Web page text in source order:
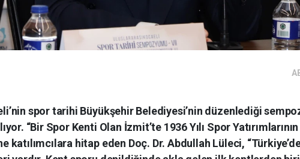
spor tarihi Büyükşehir Belediyesi’nin düzenlediği
“Bir Spor Kenti Olan İzmit’te 1936 Yılı Spor
katılımcılara hitap eden Doç. Dr. Abdullah Lüleci,